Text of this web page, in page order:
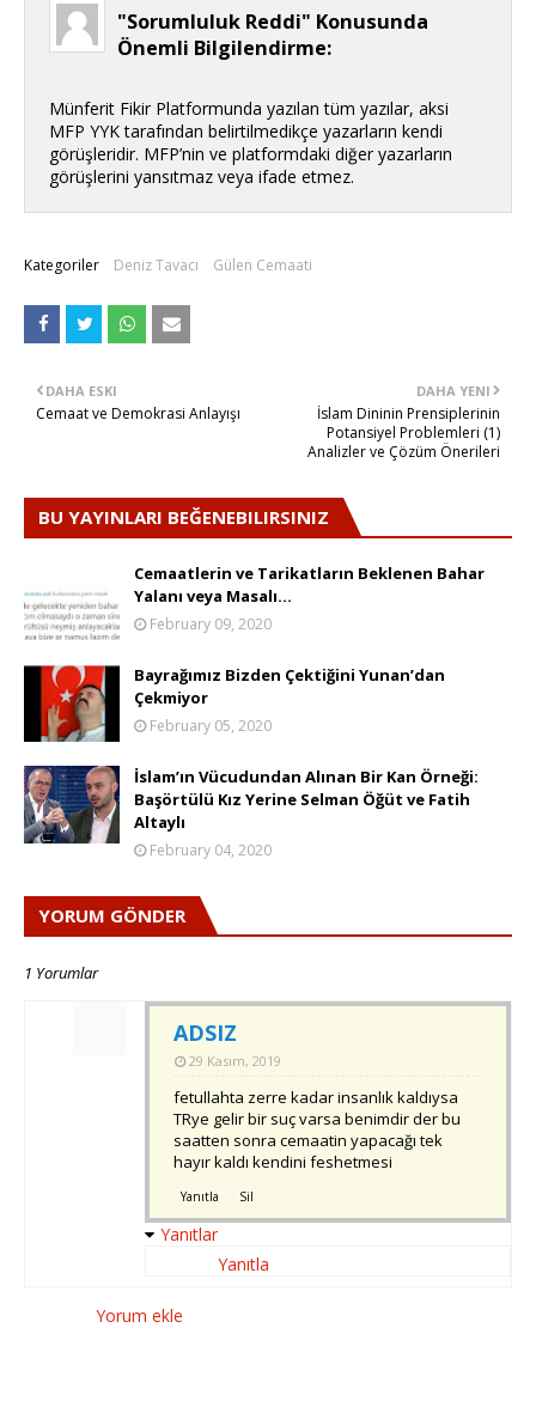
"Sorumluluk Reddi" Konusunda
Önemli Bilgilendirme:
Münferit Fikir Platformunda yazılan tüm yazılar, aksi
MFP YYK tarafından belirtilmedikçe yazarların kendi
görüşleridir. MFP’nin ve platformdaki diğer yazarların
görüşlerini yansıtmaz veya ifade etmez.
Kategoriler Deniz Tavacı Gülen Cemaati
DAHA YENI
İslam Dininin Prensiplerinin
Potansiyel Problemleri (1)
Analizler ve Çözüm Önerileri
DAHA ESKI
Cemaat ve Demokrasi Anlayışı
BU YAYINLARI BEĞENEBILIRSINIZ
Cemaatlerin ve Tarikatların Beklenen Bahar
Yalanı veya Masalı…
February 09, 2020
Bayrağımız Bizden Çektiğini Yunan’dan
Çekmiyor
February 05, 2020
İslam’ın Vücudundan Alınan Bir Kan Örneği:
Başörtülü Kız Yerine Selman Öğüt ve Fatih
Altaylı
February 04, 2020
YORUM GÖNDER
1 Yorumlar
ADSIZ
29 Kasım, 2019
fetullahta zerre kadar insanlık kaldıysa
TRye gelir bir suç varsa benimdir der bu
saatten sonra cemaatin yapacağı tek
hayır kaldı kendini feshetmesi
Yanıtla Sil
Yanıtlar
Yanıtla
Yorum ekle